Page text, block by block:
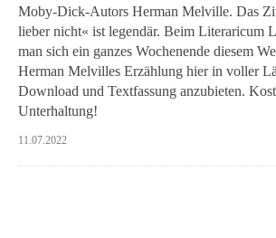
Moby-Dick-Autors Herman Melville. Das
lieber nicht« ist legendär. Beim Literaricum
man sich ein ganzes Wochenende diesem
Herman Melvilles Erzählung hier in voller
Download und Textfassung anzubieten.
Unterhaltung!
11.07.2022